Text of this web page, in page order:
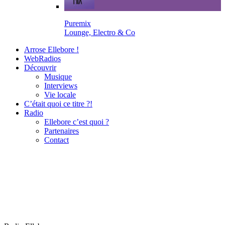
Puremix
Lounge, Electro & Co
Arrose Ellebore !
WebRadios
Découvrir
Musique
Interviews
Vie locale
C’était quoi ce titre ?!
Radio
Ellebore c’est quoi ?
Partenaires
Contact